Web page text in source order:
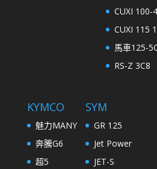
CUXI 100-
CUXI 115
馬車125-
RS-Z 3C8
KYMCO
魅力MANY
奔騰G6
超5
SYM
GR 125
Jet Power
JET-S